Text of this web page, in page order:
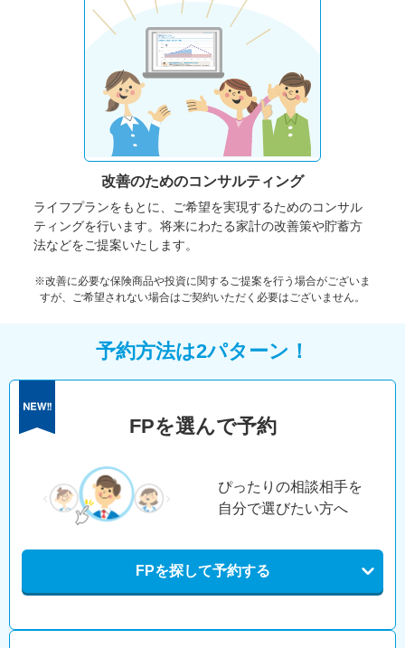
改善のためのコンサルティング
ライフプランをもとに、ご希望を実現するためのコンサル
ティングを行います。将来にわたる家計の改善策や貯蓄方
法などをご提案いたします。
※改善に必要な保険商品や投資に関するご提案を行う場合がございま
すが、ご希望されない場合はご契約いただく必要はございません。
予約方法は2パターン！
FPを選んで予約
ぴったりの相談相手を
自分で選びたい方へ
FPを探して予約する